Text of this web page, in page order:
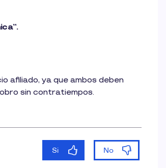
afiliado, ya que ambos deben
sin contratiempos.